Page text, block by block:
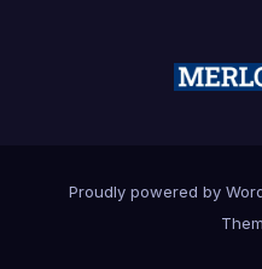
Proudly powered by